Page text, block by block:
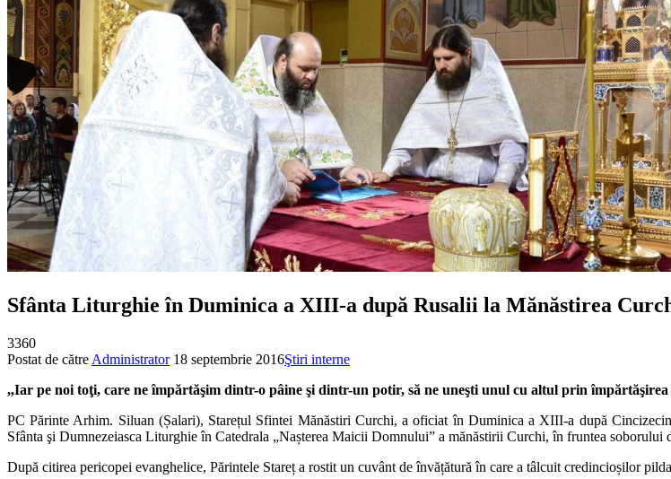
Sfânta Liturghie în Duminica a XIII-a după Rusalii la Mănăstirea
3360
Postat de către Administrator 18 septembrie 2016Ştiri interne
,,Iar pe noi toţi, care ne împărtăşim dintr-o pâine şi dintr-un potir, să ne uneşti unul cu altul prin împărtăşirea
PC Părinte Arhim. Siluan (Șalari), Starețul Sfintei Mănăstiri Curchi, a oficiat în Duminica a XIII-a după
Sfânta şi Dumnezeiasca Liturghie în Catedrala „Nașterea Maicii Domnului” a mănăstirii Curchi, în fruntea
După citirea pericopei evanghelice, Părintele Stareț a rostit un cuvânt de învățătură în care a tâlcuit credincioșilor